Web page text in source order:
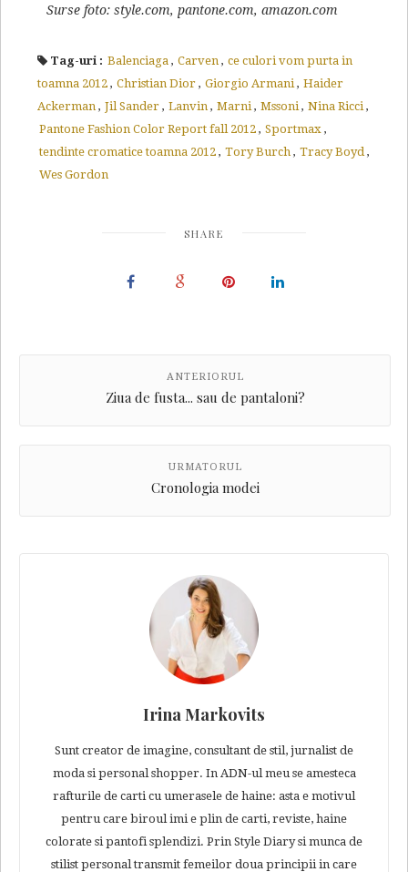
Surse foto: style.com, pantone.com, amazon.com
Tag-uri : Balenciaga , Carven , ce culori vom purta in
toamna 2012 , Christian Dior , Giorgio Armani , Haider
Ackerman , Jil Sander , Lanvin , Marni , Mssoni , Nina Ricci ,
Pantone Fashion Color Report fall 2012 , Sportmax ,
tendinte cromatice toamna 2012 , Tory Burch , Tracy Boyd ,
Wes Gordon
SHARE
ANTERIORUL
Ziua de fusta... sau de pantaloni?
URMATORUL
Cronologia modei
Irina Markovits
Sunt creator de imagine, consultant de stil, jurnalist de
moda si personal shopper. In ADN-ul meu se amesteca
rafturile de carti cu umerasele de haine: asta e motivul
pentru care biroul imi e plin de carti, reviste, haine
colorate si pantofi splendizi. Prin Style Diary si munca de
stilist personal transmit femeilor doua principii in care